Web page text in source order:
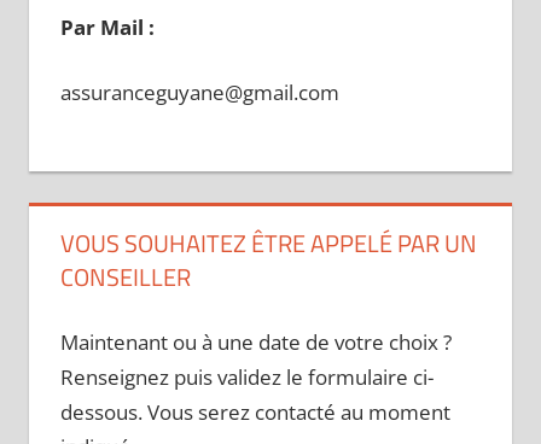
Par Mail :
assuranceguyane@gmail.com
VOUS SOUHAITEZ ÊTRE APPELÉ PAR UN
CONSEILLER
Maintenant ou à une date de votre choix ?
Renseignez puis validez le formulaire ci-
dessous. Vous serez contacté au moment